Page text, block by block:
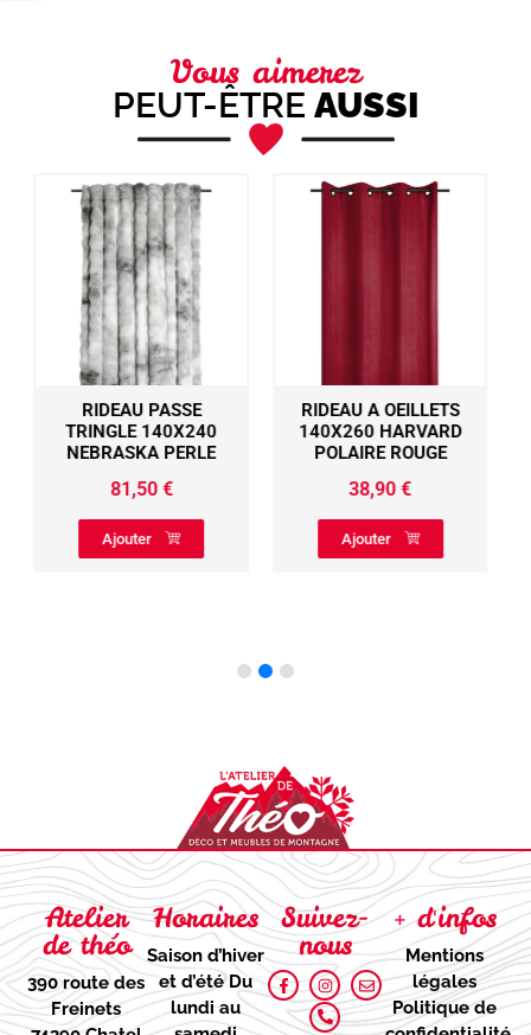
Vous aimerez
PEUT-ÊTRE AUSSI
RIDEAU A OEILLETS
140X260 HARVARD
POLAIRE ROUGE
38,90
Ajouter
RIDEAU A OEILLETS
140X260 VILLARD
ECRU TELECABINES
MONTAGNES/SKIEURS
GRIS
55,90€
Atelier
de théo
390 route des
Freinets
Horaires
Saison d’hiver
et d’étéDu
lundi au
Suivez-
nous
+ d'infos
Mentions
légales
Politique de